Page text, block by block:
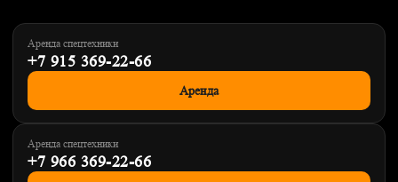
Аренда спецтехники
+7 915 369-22-66
Аренда
Аренда спецтехники
+7 966 369-22-66